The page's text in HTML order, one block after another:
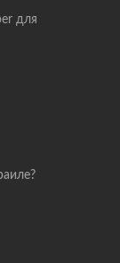
для